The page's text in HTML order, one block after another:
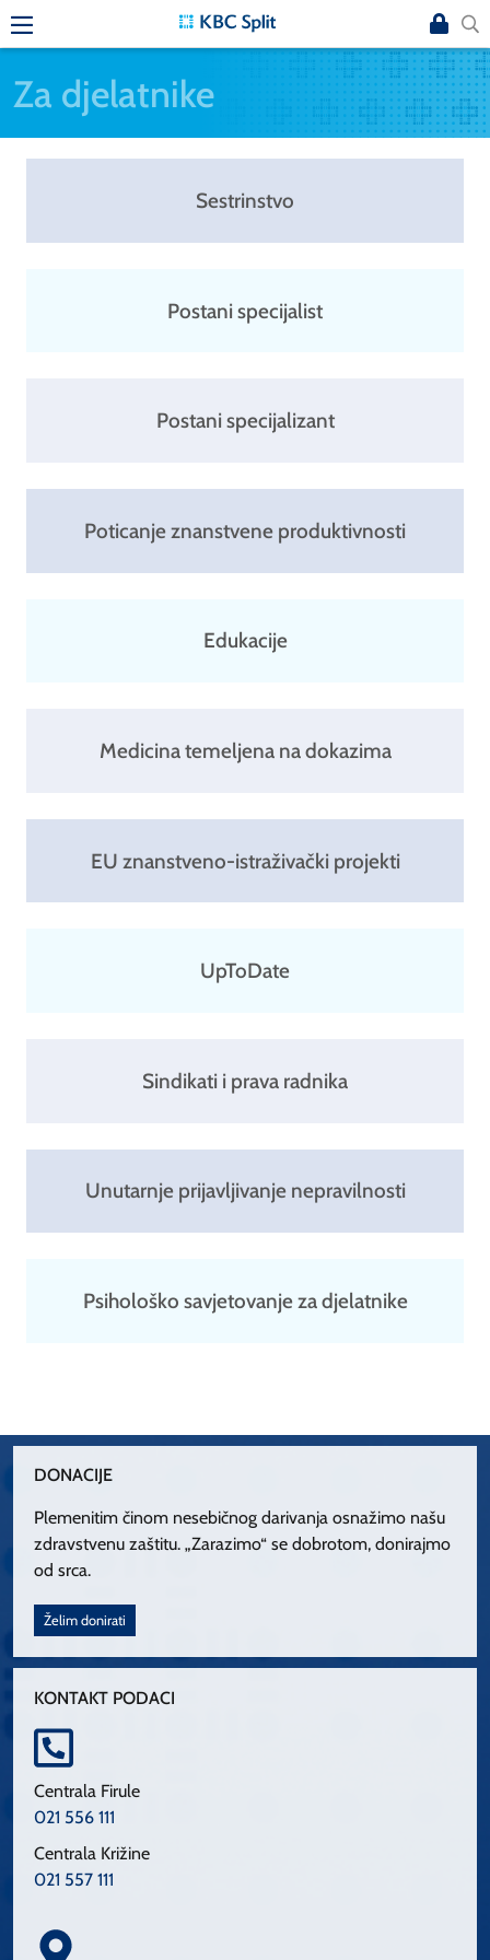
Za djelatnike
Sestrinstvo
Postani specijalist
Postani specijalizant
Poticanje znanstvene produktivnosti
Edukacije
Medicina temeljena na dokazima
EU znanstveno-istraživački projekti
UpToDate
Sindikati i prava radnika
Unutarnje prijavljivanje nepravilnosti
Psihološko savjetovanje za djelatnike
DONACIJE
Plemenitim činom nesebičnog darivanja osnažimo našu
zdravstvenu zaštitu. „Zarazimo“ se dobrotom, donirajmo
od srca.
Želim donirati
KONTAKT PODACI
Centrala Firule
021 556 111
Centrala Križine
021 557 111